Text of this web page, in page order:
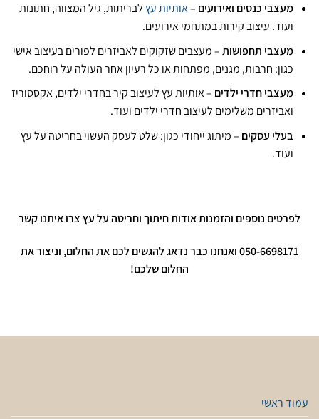
מעצבי כנסים ואירועים –אותיות עץלבריתות, גיל המצווה, חתונות
ועוד. עיצוב קירות במתחמי אירועים.
מעצבי תחפושות– מעצבים שזקוקים לאביזרים לפורים בעיצוב אישי
כגון: חרבות, מגנים, מפתחות או כל רעיון אחר העולה על רוחכם.
מעצבי חדרי ילדים – אותיות עץ לעיצוב קיר בחדרי ילדים, אקססוריז
ואביזרים משלימים לעיצוב חדרי ילדים ועוד.
בעלי עסקים – מיתוג ייחודי כגון: שלט לעסק העשוי בחריטה על עץ
ועוד.
לפרטים נוספים והזמנות אודות חיתוך וחריטה על עץ צרו איתנו קשר
050-6698171 ואנחנו כבר נדאג להגשים לכם את החלום, וניצור את
החלום שלכם!
עמוד ראשי